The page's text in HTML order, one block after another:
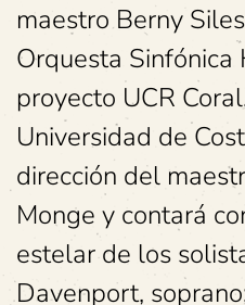
maestro Berny
Orquesta
proyecto UCR
Universidad de
dirección del
Monge y contará
estelar de los
Davenport,